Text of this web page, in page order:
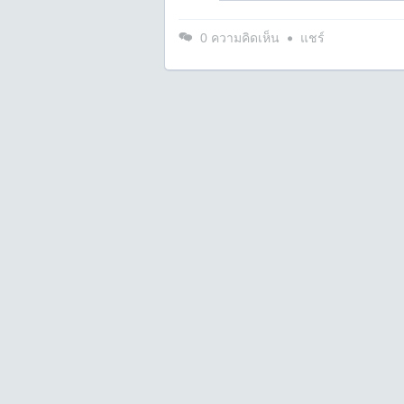
0 ความคิดเห็น แชร์